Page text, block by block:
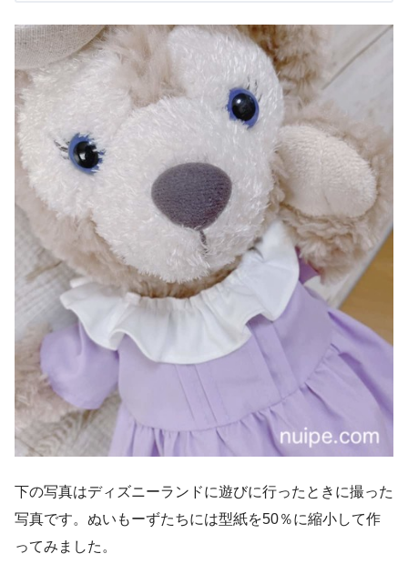
下の写真はディズニーランドに遊びに行ったときに撮った
写真です。ぬいもーずたちには型紙を50％に縮小して作
ってみました。